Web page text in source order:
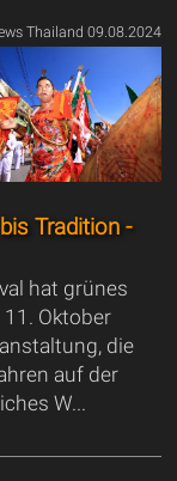
Thailand 09.08.2024
Tradition -
hat grünes
Oktober
die
auf der
W...